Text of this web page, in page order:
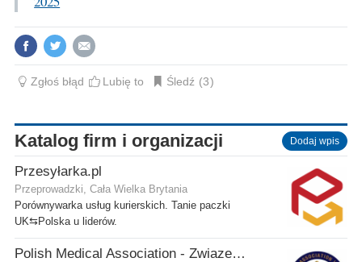
Zgłoś błąd Lubię to Śledź 3
Katalog firm i organizacji Dodaj wpis
Przesyłarka.pl
Przeprowadzki, Cała Wielka Brytania
Porównywarka usług kurierskich. Tanie paczki
UK⇆Polska u liderów.
Polish Medical Association - Zwiazek Lekarzy Polskich w Wielkiej Brytanii